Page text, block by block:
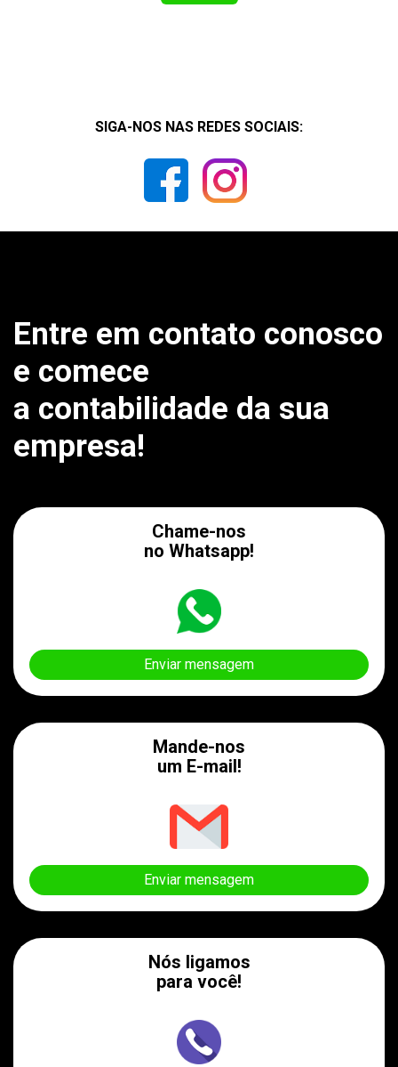
SIGA-NOS NAS REDES SOCIAIS:
Entre em contato conosco
e comece
a contabilidade da sua
empresa!
Chame-nos
no Whatsapp!
Enviar mensagem
Mande-nos
um E-mail!
Enviar mensagem
Nós ligamos
para você!